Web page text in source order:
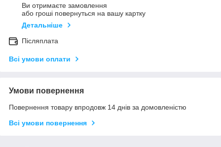
Ви отримаєте замовлення
або гроші повернуться на вашу картку
Детальніше
Післяплата
Всі умови оплати
Умови повернення
Повернення товару впродовж 14 днів за домовленістю
Всі умови повернення